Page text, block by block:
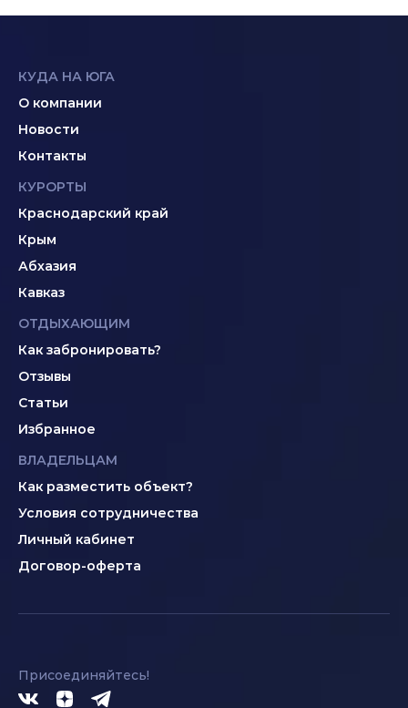
КУДА НА ЮГА
О компании
Новости
Контакты
КУРОРТЫ
Краснодарский край
Крым
Абхазия
Кавказ
ОТДЫХАЮЩИМ
Как забронировать?
Отзывы
Статьи
Избранное
ВЛАДЕЛЬЦАМ
Как разместить объект?
Условия сотрудничества
Личный кабинет
Договор-оферта
Присоединяйтесь!